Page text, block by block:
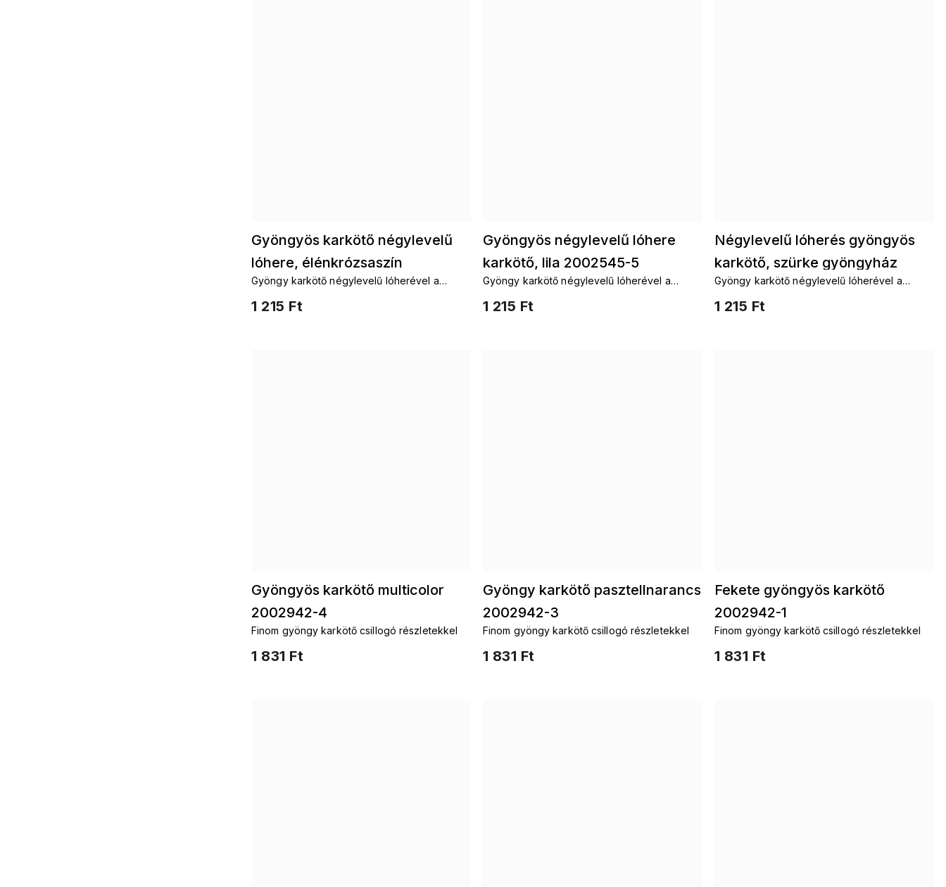
Gyöngyös karkötő négylevelű
lóhere, élénkrózsaszín
2002545-6
1 215 Ft
Gyöngy karkötő négylevelű lóherével a
Gyöngyös négylevelű lóhere
karkötő, lila 2002545-5
1 215 Ft
Gyöngy karkötő négylevelű lóherével a
Négylevelű lóherés gyöngyös
karkötő, szürke gyöngyház
2002545-10
1 215 Ft
Gyöngy karkötő négylevelű lóherével a
Gyöngyös karkötő multicolor
2002942-4
1 831 Ft
Finom gyöngy karkötő csillogó részletekkel
Gyöngy karkötő pasztellnarancs
2002942-3
1 831 Ft
Finom gyöngy karkötő csillogó részletekkel
Fekete gyöngyös karkötő
2002942-1
1 831 Ft
Finom gyöngy karkötő csillogó részletekkel